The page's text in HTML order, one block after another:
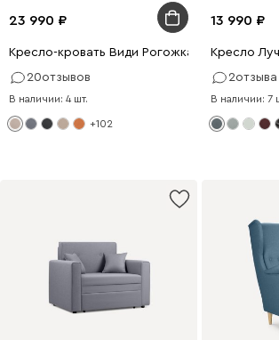
23 990
Кресло-кровать Види Рогожка Кремовый
20отзывов
В наличии: 4 шт.
+102
13 990
Кресло
2отзыва
В наличии: 7